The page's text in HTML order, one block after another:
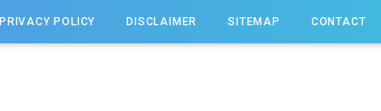
PRIVACY POLICY DISCLAIMER SITEMAP CONTACT